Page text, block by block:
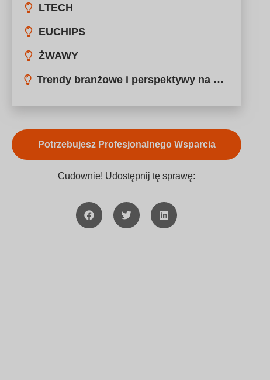
INVENTRONIKA
Lifud
LTECH
EUCHIPS
ŻWAWY
Trendy branżowe i perspektywy na przyszłość
Cudownie! Udostępnij tę sprawę: